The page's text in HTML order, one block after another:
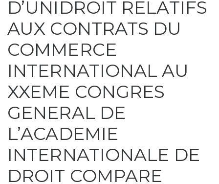
D’UNIDROIT RELATIFS
AUX CONTRATS DU
COMMERCE
INTERNATIONAL AU
XXEME CONGRES
GENERAL DE
L’ACADEMIE
INTERNATIONALE DE
DROIT COMPARE